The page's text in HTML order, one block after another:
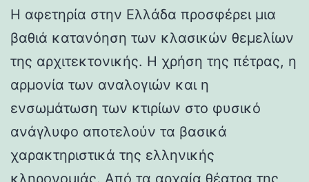
Η αφετηρία στην Ελλάδα προσφέρει μια
βαθιά κατανόηση των κλασικών θεμελίων
της αρχιτεκτονικής. Η χρήση της πέτρας, η
αρμονία των αναλογιών και η
ενσωμάτωση των κτιρίων στο φυσικό
ανάγλυφο αποτελούν τα βασικά
χαρακτηριστικά της ελληνικής
κληρονομιάς. Από τα αρχαία θέατρα της